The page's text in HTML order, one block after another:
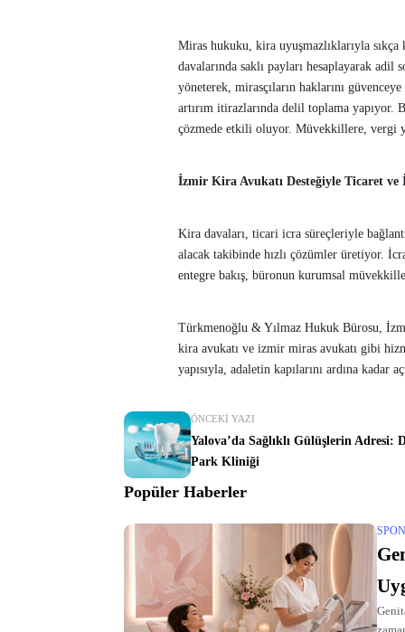
Miras hukuku, kira uyuşmazlıklarıyla sıkça
davalarında saklı payları hesaplayarak
yöneterek, mirasçıların haklarını güvenceye
artırım itirazlarında delil toplama yapıyor.
çözmede etkili oluyor. Müvekkillere, vergi
İzmir Kira Avukatı Desteğiyle Ticaret ve
Kira davaları, ticari icra süreçleriyle
alacak takibinde hızlı çözümler üretiyor.
entegre bakış, büronun kurumsal
Türkmenoğlu & Yılmaz Hukuk Bürosu,
kira avukatı ve izmir miras avukatı gibi
yapısıyla, adaletin kapılarını ardına kadar
ÖNCEKI YAZI
Yalova’da Sağlıklı Gülüşlerin Adresi:
Park Kliniği
Popüler Haberler